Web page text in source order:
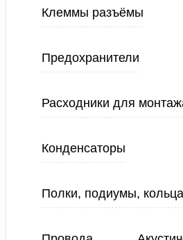
Клеммы разъёмы
Предохранители
Расходники для
Конденсаторы
Полки, подиумы, кольца